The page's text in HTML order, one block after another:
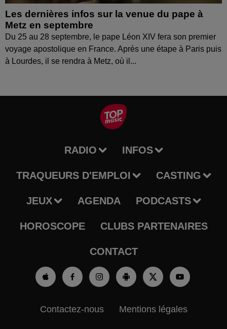
Les dernières infos sur la venue du pape à
Metz en septembre
Du 25 au 28 septembre, le pape Léon XIV fera son premier
voyage apostolique en France. Après une étape à Paris puis
à Lourdes, il se rendra à Metz, où il...
RADIO INFOS
TRAQUEURS D'EMPLOI CASTING
JEUX AGENDA PODCASTS
HOROSCOPE CLUBS PARTENAIRES
CONTACT
Contactez-nous Mentions légales